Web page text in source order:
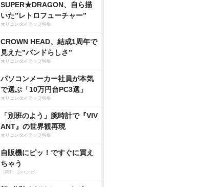
SUPER★DRAGON、自ら描
いた”レトロフューチャー”
オリコンタイアップ特集
CROWN HEAD、結成1周年で
見えた”バンドらしさ”
オリコンタイアップ特集
パソコンメーカー社員が本気
で選ぶ「10万円台PC3選」
オリコンタイアップ特集
「別班のよう」腕時計で『VIV
ANT』の世界観再現
オリコンタイアップ特集
自販機にピッ！ですぐに買え
ちゃう
（PR）ジハンピ